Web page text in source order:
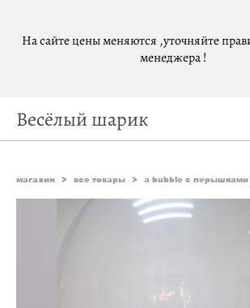
На сайте цены меняются ,уточняйте
менеджера !
Весёлый шарик
магазин > все товары > а bubble с перышками